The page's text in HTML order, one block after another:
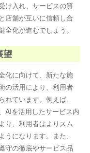
け入れ、サービスの質
店舗が互いに信頼し合
化が進むでしょう。
望
化に向けて、新たな施
の活用により、利用者
ています。例えば、
AIを活用したサービス内
り、利用者はよりスム
になります。また、
守の徹底やサービス品